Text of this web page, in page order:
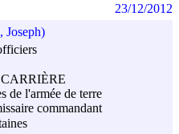
Joseph)
de l'armée de terre
commandant
23/12/2012